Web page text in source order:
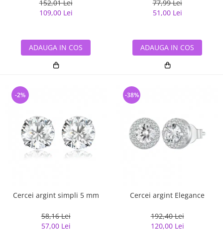
152,01 Lei
109,00 Lei
ADAUGA IN COS
77,99 Lei
51,00 Lei
ADAUGA IN COS
Cercei argint simpli 5 mm
58,16 Lei
57,00 Lei
-2%
Cercei argint Elegance
192,40 Lei
120,00 Lei
-38%